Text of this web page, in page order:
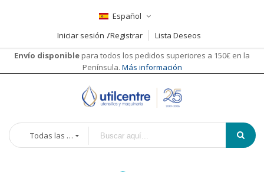
Español
Iniciar sesión
Registrar
Lista Deseos
Envío disponible para todos los pedidos superiores a 150€ en la
Península. Más información
Todas las categorías